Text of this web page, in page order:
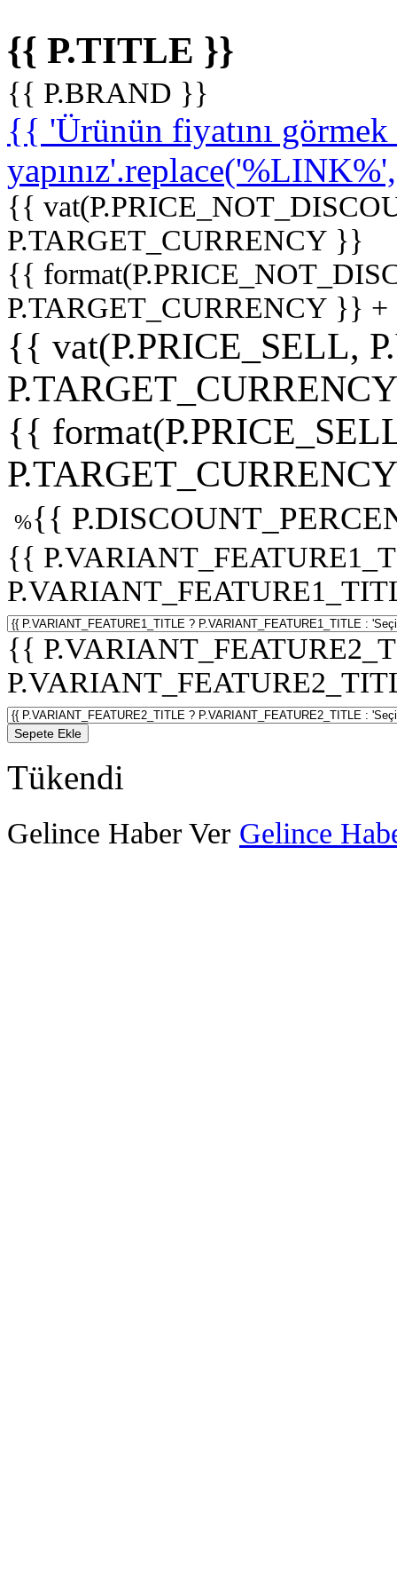
{{ P.TITLE }}
{{ P.BRAND }}
{{ 'Ürünün fiyatını
{{
P.TARGET_CURRENCY }}
{{
P.TARGET_CURRENCY }}
{{ vat(P.PRICE_SELL,
{{
%{{
{{
{{
Sepete Ekle
Tükendi
Gelince Haber Ver Gelince